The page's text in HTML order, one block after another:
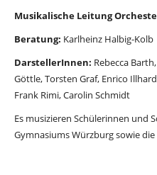
Musikalische Leitung
Beratung: Karlheinz Halbig-Kolb
DarstellerInnen: Rebecca
Göttle, Torsten Graf, Enrico
Frank Rimi, Carolin Schmidt
Es musizieren Schülerinnen und
Gymnasiums Würzburg sowie